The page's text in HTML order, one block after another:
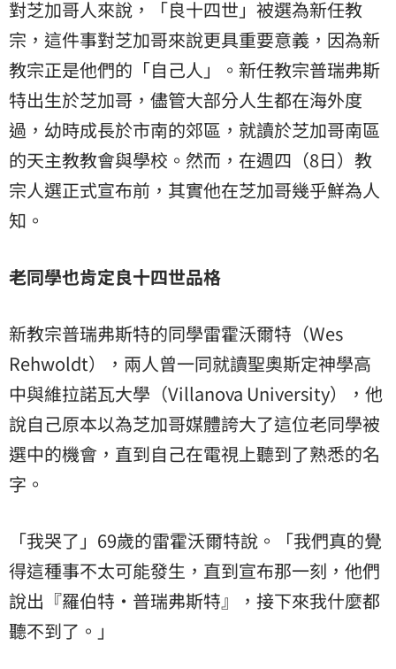
對芝加哥人來說，「良十四世」被選為新任教
宗，這件事對芝加哥來說更具重要意義，因為新
教宗正是他們的「自己人」。新任教宗普瑞弗斯
特出生於芝加哥，儘管大部分人生都在海外度
過，幼時成長於市南的郊區，就讀於芝加哥南區
的天主教教會與學校。然而，在週四（8日）教
宗人選正式宣布前，其實他在芝加哥幾乎鮮為人
知。
老同學也肯定良十四世品格
新教宗普瑞弗斯特的同學雷霍沃爾特（Wes
Rehwoldt），兩人曾一同就讀聖奧斯定神學高
中與維拉諾瓦大學（Villanova University），他
說自己原本以為芝加哥媒體誇大了這位老同學被
選中的機會，直到自己在電視上聽到了熟悉的名
字。
「我哭了」69歲的雷霍沃爾特說。「我們真的覺
得這種事不太可能發生，直到宣布那一刻，他們
說出『羅伯特·普瑞弗斯特』，接下來我什麼都
聽不到了。」